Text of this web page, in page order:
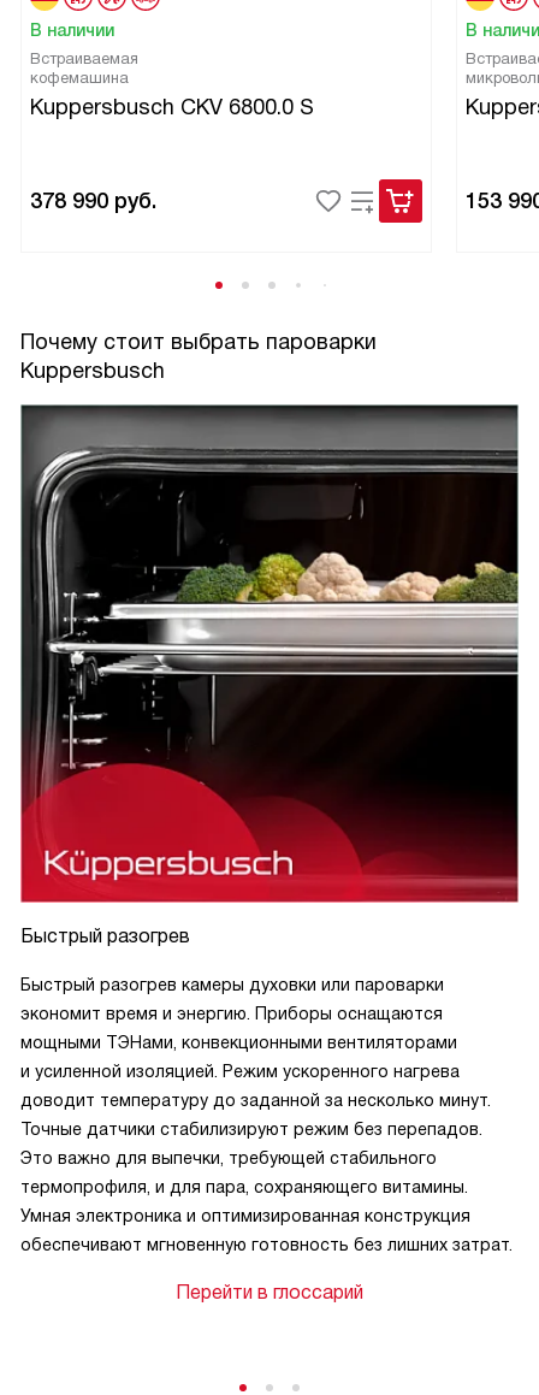
В наличии
Встраиваемая
кофемашина
Kuppersbusch CKV 6800.0 S
378 990 руб.
В
153
Почему стоит выбрать пароварки
Kuppersbusch
Быстрый разогрев
Быстрый разогрев камеры духовки или пароварки
экономит время и энергию. Приборы оснащаются
мощными ТЭНами, конвекционными вентиляторами
и усиленной изоляцией. Режим ускоренного нагрева
доводит температуру до заданной за несколько минут.
Точные датчики стабилизируют режим без перепадов.
Это важно для выпечки, требующей стабильного
термопрофиля, и для пара, сохраняющего витамины.
Умная электроника и оптимизированная конструкция
обеспечивают мгновенную готовность без лишних затрат.
Перейти в глоссарий